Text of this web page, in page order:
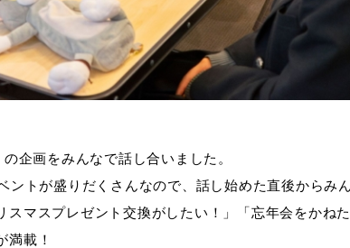
企画をみんなで話し合いました。
ントが盛りだくさんなので、話し始めた直後からみ
スマスプレゼント交換がしたい！」「忘年会をかね
満載！